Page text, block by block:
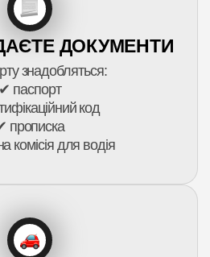
ДОКУМЕНТИ
знадобляться:
✔ паспорт
код
прописка
комісія для водія